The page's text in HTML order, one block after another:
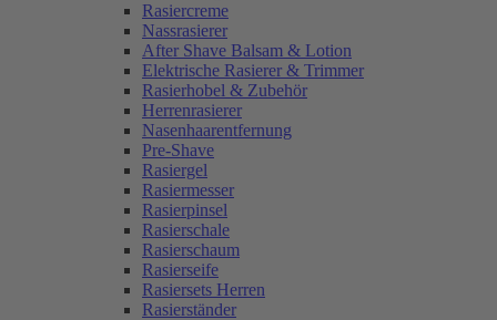
Rasiercreme
Nassrasierer
After Shave Balsam & Lotion
Elektrische Rasierer & Trimmer
Rasierhobel & Zubehör
Herrenrasierer
Nasenhaarentfernung
Pre-Shave
Rasiergel
Rasiermesser
Rasierpinsel
Rasierschale
Rasierschaum
Rasierseife
Rasiersets Herren
Rasierständer